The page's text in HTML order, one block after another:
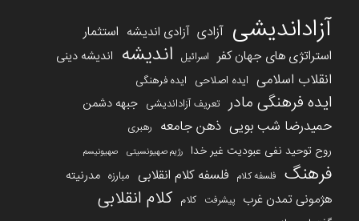
آزاداندیشی آزادی آزادی اندیشه استثمار
استراتژی های جهان کفر اسرائیل اندیشه اندیشه دینی
انقلاب اسلامی ایده اصلاحی ایده فرهنگی
ایده فرهنگی مادر تعریف آزاداندیشی جبهه دشمن
حمیدرضا شب بویی ذهن جامعه رهبری
روح توحید نفی عبودیت غیر خدا رژیم صهیونسیتی صهیونیسم
فرهنگ فلسفه کلام فلسفه کلام انقلابی مبارزه مدرنیته
هژمونی تمدن غرب پیشرفت کلام کلام انقلابی